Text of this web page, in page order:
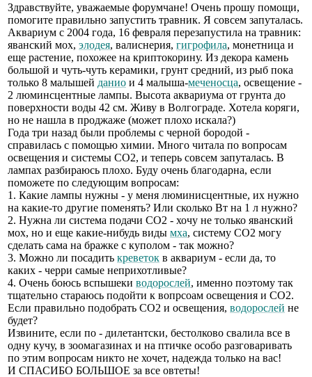
Здравствуйте, уважаемые форумчане! Очень прошу помощи,
помогите правильно запустить травник. Я совсем запуталась.
Аквариум с 2004 года, 16 февраля перезапустила на травник:
яванский мох, элодея, валиснерия, гигрофила, монетница и
еще растение, похожее на криптокорину. Из декора камень
большой и чуть-чуть керамики, грунт средний, из рыб пока
только 8 малышей данио и 4 малыша-меченосца, освещение -
2 люминсцентные лампы. Высота аквариума от грунта до
поверхности воды 42 см. Живу в Волгограде. Хотела коряги,
но не нашла в проджаже (может плохо искала?)
Года три назад были проблемы с черной бородой -
справилась с помощью химии. Много читала по вопросам
освещения и системы СО2, и теперь совсем запуталась. В
лампах разбираюсь плохо. Буду очень благодарна, если
поможете по следующим вопросам:
1. Какие лампы нужны - у меня люминисцентные, их нужно
на какие-то другие поменять? Или сколько Вт на 1 л нужно?
2. Нужна ли система подачи СО2 - хочу не только яванский
мох, но и еще какие-нибудь виды мха, систему СО2 могу
сделать сама на бражке с куполом - так можно?
3. Можно ли посадить креветок в аквариум - если да, то
каких - черри самые неприхотливые?
4. Очень боюсь вспышеки водорослей, именно поэтому так
тщательно стараюсь подойти к вопрсоам освещения и СО2.
Если правильно подобрать СО2 и освещения, водорослей не
будет?
Извините, если по - дилетантски, бестолково свалила все в
одну кучу, в зоомагазинах и на птичке особо разговаривать
по этим вопросам никто не хочет, надежда только на вас!
И СПАСИБО БОЛЬШОЕ за все овтеты!